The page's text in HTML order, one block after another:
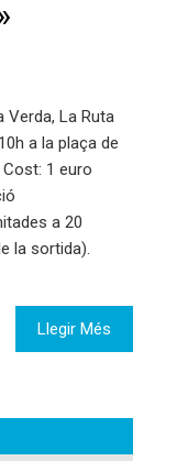
Verda, La Ruta
a la plaça de
1 euro
a 20
la sortida).
Llegir Més